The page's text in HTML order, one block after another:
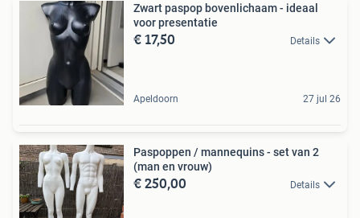
Zwart paspop bovenlichaam - ideaal
voor presentatie
€ 17,50 Details
Apeldoorn 27 jul 26
Paspoppen / mannequins - set van 2
(man en vrouw)
€ 250,00 Details